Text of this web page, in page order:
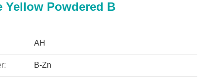
Yellow Powdered B
AH
B-Zn